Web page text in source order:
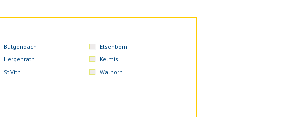
Bütgenbach
Elsenborn
Hergenrath
Kelmis
St.Vith Walhorn